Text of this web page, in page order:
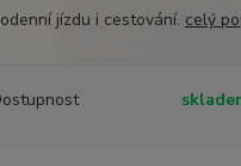
jízdu i cestování. celý